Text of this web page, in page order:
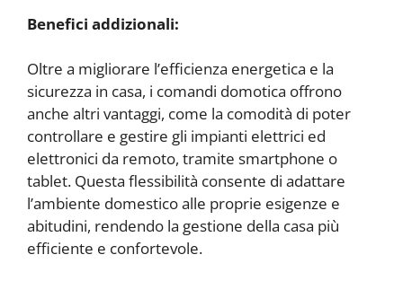
Benefici addizionali:
Oltre a migliorare l’efficienza energetica e la
sicurezza in casa, i comandi domotica offrono
anche altri vantaggi, come la comodità di poter
controllare e gestire gli impianti elettrici ed
elettronici da remoto, tramite smartphone o
tablet. Questa flessibilità consente di adattare
l’ambiente domestico alle proprie esigenze e
abitudini, rendendo la gestione della casa più
efficiente e confortevole.